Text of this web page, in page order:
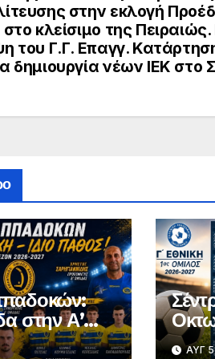
στην εκλογή
κλείσιμο της Πειραιώς.
του Γ.Γ. Επαγγ.
δημιουργία νέων ΙΕΚ στο
στην Α’
με
ΑΥΓ